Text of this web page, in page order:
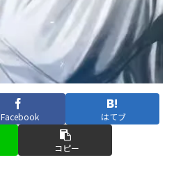
Facebook はてブ
コピー